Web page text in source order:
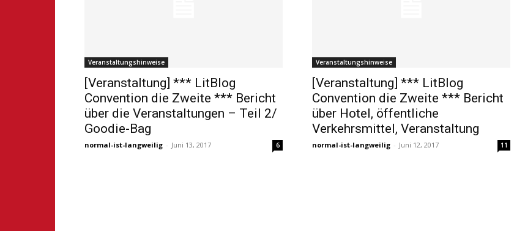
Veranstaltungshinweise
[Veranstaltung] *** LitBlog
Convention die Zweite *** Bericht
über die Veranstaltungen – Teil 2/
Goodie-Bag
normal-ist-langweilig - Juni 13, 2017 6
Veranstaltungshinweise
[Veranstaltung] *** LitBlog
Convention die Zweite *** Bericht
über Hotel, öffentliche
Verkehrsmittel, Veranstaltung
normal-ist-langweilig - Juni 12, 2017 11